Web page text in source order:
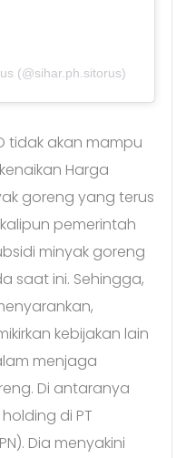
(@sihar.ph.sitorus)
tidak akan mampu
Harga
goreng yang terus
pemerintah
minyak goreng
saat ini. Sehingga,
kebijakan lain
menjaga
Di antaranya
di PT
Dia menyakini